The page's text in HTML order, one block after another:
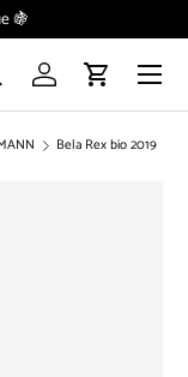
🍇
Einloggen
Menü
Bela Rex bio 2019